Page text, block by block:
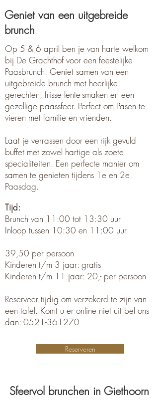
Geniet van een uitgebreide
brunch
Op 5 & 6 april ben je van harte welkom
bij De Grachthof voor een feestelijke
Paasbrunch. Geniet samen van een
uitgebreide brunch met heerlijke
gerechten, frisse lente-smaken en een
gezellige paassfeer. Perfect om Pasen te
vieren met familie en vrienden.
Laat je verrassen door een rijk gevuld
buffet met zowel hartige als zoete
specialiteiten. Een perfecte manier om
samen te genieten tijdens 1e en 2e
Paasdag.
Tijd:
Brunch van 11:00 tot 13:30 uur
Inloop tussen 10:30 en 11:00 uur
39,50 per persoon
Kinderen t/m 3 jaar: gratis
Kinderen t/m 11 jaar: 20,- per persoon
Reserveer tijdig om verzekerd te zijn van
een tafel. Komt u er online niet uit bel ons
dan: 0521-361270
Reserveren
Sfeervol brunchen in Giethoorn